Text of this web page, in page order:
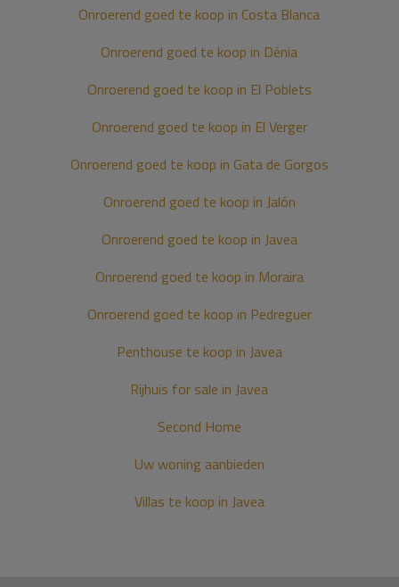
Onroerend goed te koop in Costa Blanca
Onroerend goed te koop in Dénia
Onroerend goed te koop in El Poblets
Onroerend goed te koop in El Verger
Onroerend goed te koop in Gata de Gorgos
Onroerend goed te koop in Jalón
Onroerend goed te koop in Javea
Onroerend goed te koop in Moraira
Onroerend goed te koop in Pedreguer
Penthouse te koop in Javea
Rijhuis for sale in Javea
Second Home
Uw woning aanbieden
Villas te koop in Javea